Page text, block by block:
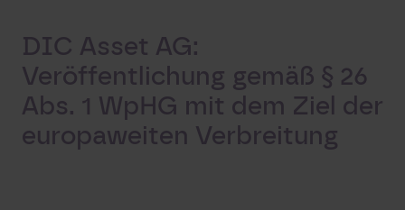
DIC Asset AG:
Veröffentlichung gemäß § 26
Abs. 1 WpHG mit dem Ziel der
europaweiten Verbreitung